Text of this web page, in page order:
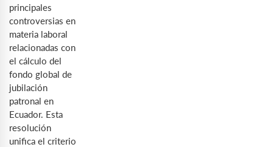
principales
controversias en
materia laboral
relacionadas con
el cálculo del
fondo global de
jubilación
patronal en
Ecuador. Esta
resolución
unifica el criterio